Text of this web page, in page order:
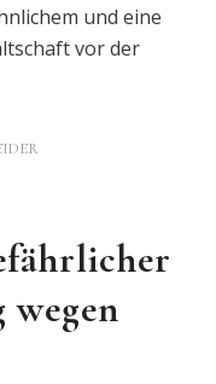
und eine
vor der